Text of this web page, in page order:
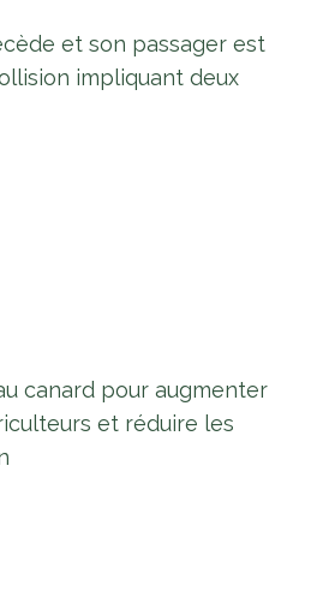
et son passager est
impliquant deux
canard pour augmenter
et réduire les